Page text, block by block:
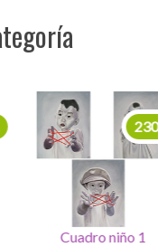
Cuadro niño 1
230,00 €